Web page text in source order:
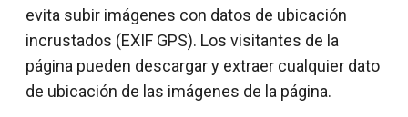
evita subir imágenes con datos de ubicación
incrustados (EXIF GPS). Los visitantes de la
página pueden descargar y extraer cualquier dato
de ubicación de las imágenes de la página.